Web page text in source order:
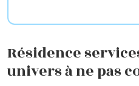
Résidence
univers à ne pas